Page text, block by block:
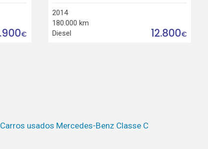
€
2014
180.000 km
Diesel
12.800€
Carros usados Mercedes-Benz Classe C